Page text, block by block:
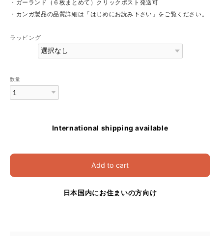
・ガーランド（６枚まとめて）クリックポスト発送可
・カンガ製品の品質詳細は「はじめにお読み下さい」をご覧ください。
ラッピング
数量
International shipping available
Add to cart
日本国内にお住まいの方向け